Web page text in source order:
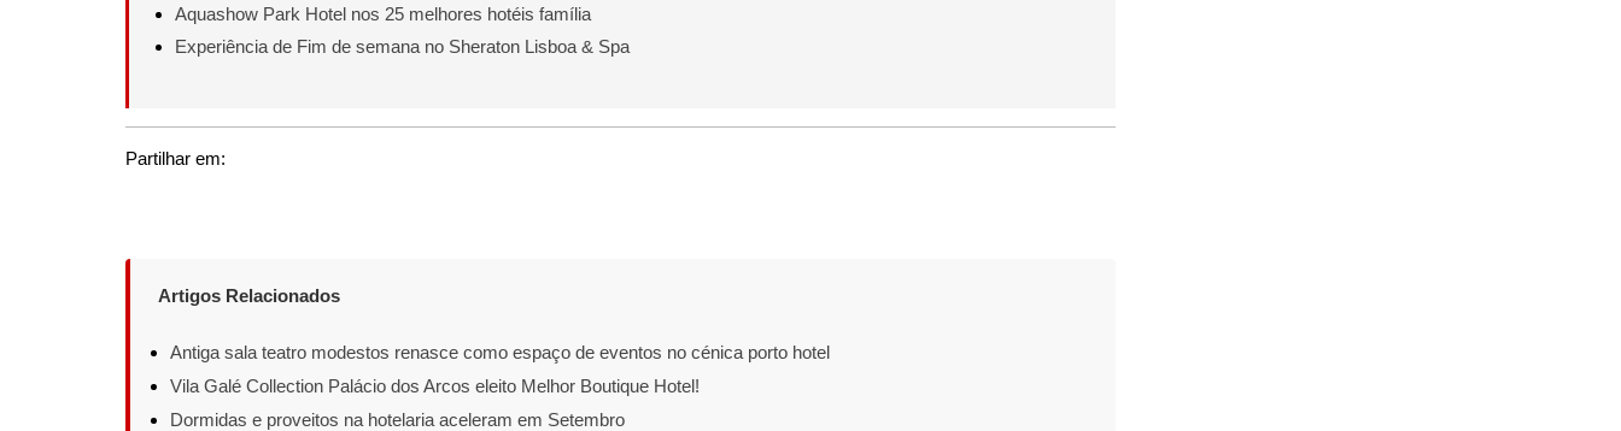
Aquashow Park Hotel nos 25 melhores hotéis família
Experiência de Fim de semana no Sheraton Lisboa & Spa
Partilhar em:
Artigos Relacionados
Antiga sala teatro modestos renasce como espaço de eventos no cénica porto hotel
Vila Galé Collection Palácio dos Arcos eleito Melhor Boutique Hotel!
Dormidas e proveitos na hotelaria aceleram em Setembro